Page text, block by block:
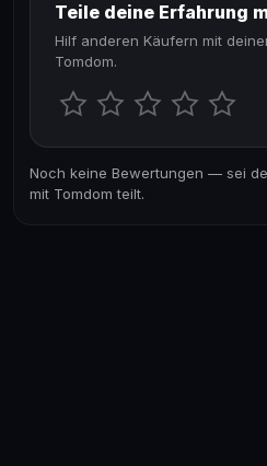
Teile deine Erfahrung
Hilf anderen Käufern mit
Tomdom.
Noch keine Bewertungen — sei
mit Tomdom teilt.